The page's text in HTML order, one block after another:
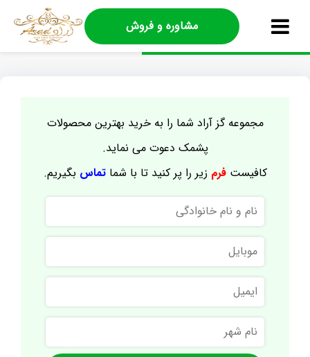
مشاوره و فروش
مجموعه گز آراد شما را به خرید بهترین محصولات
پشمک دعوت می نماید.
کافیستفرم زیر را پر کنید تا با شماتماس بگیریم.
نام
و
نام
خانوادگی
موبایل
ایمیل
نام
شهر